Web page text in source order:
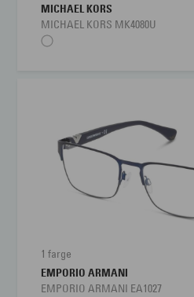
MICHAEL KORS
MICHAEL KORS MK4080U
1 farge
EMPORIO ARMANI
EMPORIO ARMANI EA1027